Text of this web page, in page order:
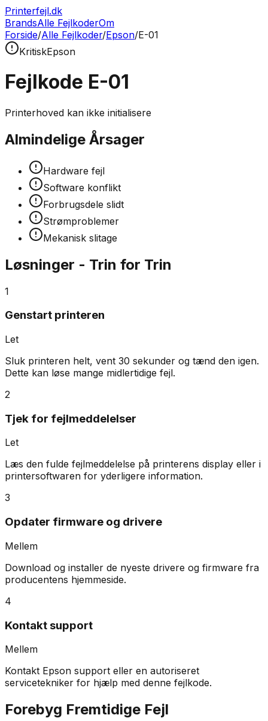
Printerfejl.dk
BrandsAlle FejlkoderOm
Forside/Alle Fejlkoder/Epson/E-01
KritiskEpson
Fejlkode E-01
Printerhoved kan ikke initialisere
Almindelige Årsager
Hardware fejl
Software konflikt
Forbrugsdele slidt
Strømproblemer
Mekanisk slitage
Løsninger - Trin for Trin
1
Genstart printeren
Let
Sluk printeren helt, vent 30 sekunder og tænd den igen.
Dette kan løse mange midlertidige fejl.
2
Tjek for fejlmeddelelser
Let
Læs den fulde fejlmeddelelse på printerens display eller i
printersoftwaren for yderligere information.
3
Opdater firmware og drivere
Mellem
Download og installer de nyeste drivere og firmware fra
producentens hjemmeside.
4
Kontakt support
Mellem
Kontakt Epson support eller en autoriseret
servicetekniker for hjælp med denne fejlkode.
Forebyg Fremtidige Fejl